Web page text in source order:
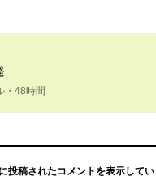
・ 48時間
投稿されたコメントを表示してい